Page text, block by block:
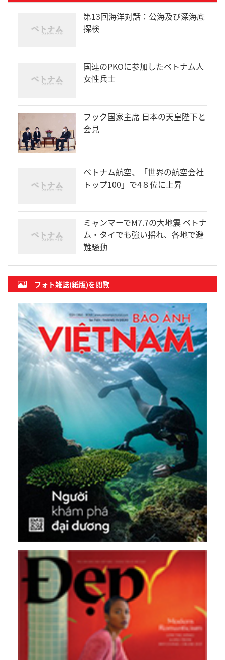
第13回海洋対話：公海及び深海底
探検
国連のPKOに参加したベトナム人
女性兵士
フック国家主席 日本の天皇陛下と
会見
ベトナム航空、「世界の航空会社
トップ100」で4８位に上昇
ミャンマーでM7.7の大地震 ベトナ
ム・タイでも強い揺れ、各地で避
難騒動
フォト雑誌(紙版)を閲覧